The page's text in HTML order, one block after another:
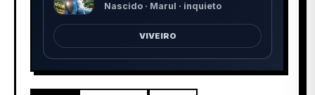
Nascido · Marul · inquieto
VIVEIRO